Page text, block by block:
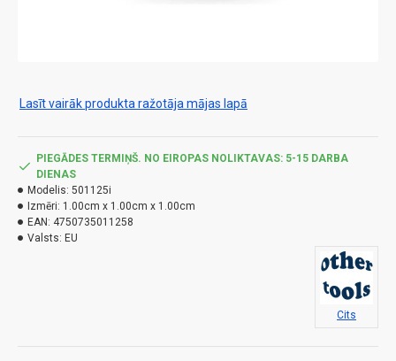
Lasīt vairāk produkta ražotāja mājas lapā
PIEGĀDES TERMIŅŠ. NO EIROPAS NOLIKTAVAS: 5-15 DARBA
DIENAS
Modelis: 501125i
Izmēri: 1.00cm x 1.00cm x 1.00cm
EAN: 4750735011258
Valsts: EU
Cits